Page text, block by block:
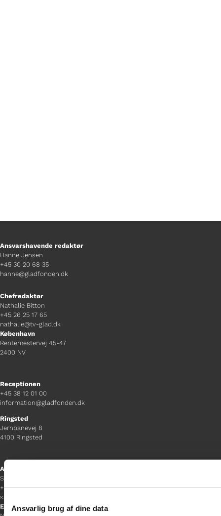
Ansvarlig brug af dine data
Ansvarshavende redaktør
Hanne Jensen
+45 30 20 68 35
hanne@gladfonden.dk
Chefredaktør
Nathalie Bitton
+45 26 25 17 65
nathalie@tv-glad.dk
København
Rentemestervej 45-47
2400 NV
Receptionen
+45 38 12 01 00
information@gladfonden.dk
Ringsted
Jernbanevej 8
4100 Ringsted
Afdelingschef
Sacha Lohmann Weiss
+45 40 27 91 11
sacha.lw@gladfonden.dk
Esbjerg